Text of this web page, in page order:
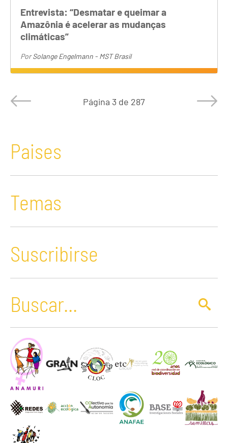
Entrevista: “Desmatar e queimar a
Amazônia é acelerar as mudanças
climáticas”
PorSolange Engelmann - MST Brasil
Página 3 de 287
Paises
Temas
Suscribirse